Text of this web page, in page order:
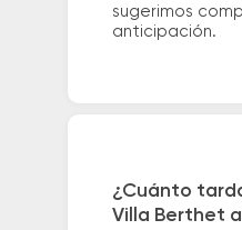
sugerimos
anticipación.
¿Cuánto
Villa Berthet